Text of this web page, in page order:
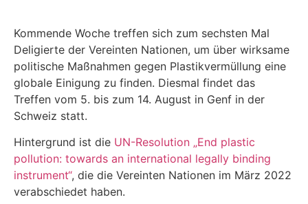
Kommende Woche treffen sich zum sechsten Mal
Deligierte der Vereinten Nationen, um über wirksame
politische Maßnahmen gegen Plastikvermüllung eine
globale Einigung zu finden. Diesmal findet das
Treffen vom 5. bis zum 14. August in Genf in der
Schweiz statt.
Hintergrund ist die UN-Resolution „End plastic
pollution: towards an international legally binding
instrument“, die die Vereinten Nationen im März 2022
verabschiedet haben.